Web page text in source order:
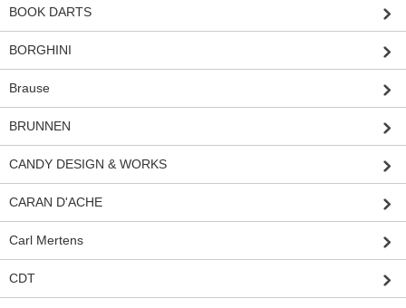
BOOK DARTS
BORGHINI
Brause
BRUNNEN
CANDY DESIGN & WORKS
CARAN D'ACHE
Carl Mertens
CDT